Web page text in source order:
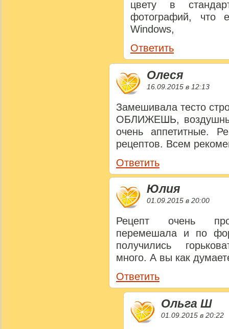
цвету в
фотографий, что
Windows,
Ответить
Олеся
16.09.2015 в 12:13
Замешивала тесто
ОБЛИЖЕШЬ,
очень аппетитные.
рецептов. Всем
Ответить
Юлия
01.09.2015 в 20:00
Рецепт очень
перемешала и по
получились
много. А вы как
Ответить
Ольга Ш
01.09.2015 в 20:22